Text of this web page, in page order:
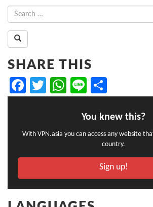
SHARE THIS
Facebook
Twitter
WhatsApp
Line
You knew this?
With VPN.asia you can access any website
country.
Sign up!